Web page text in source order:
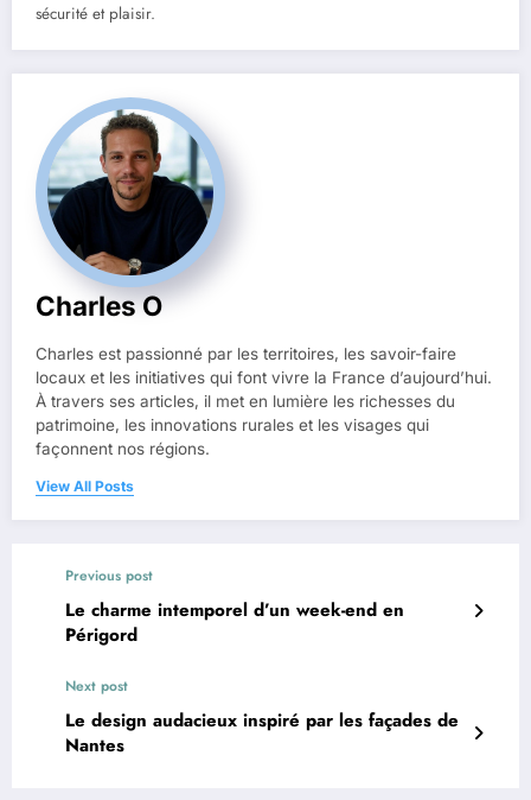
sécurité et plaisir.
Charles O
Charles est passionné par les territoires, les savoir-faire
locaux et les initiatives qui font vivre la France d’aujourd’hui.
À travers ses articles, il met en lumière les richesses du
patrimoine, les innovations rurales et les visages qui
façonnent nos régions.
View All Posts
Previous post
Le charme intemporel d’un week-end en
Périgord
Next post
Le design audacieux inspiré par les façades de
Nantes